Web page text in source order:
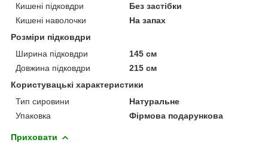
Кишені підковдри
Без застібки
Кишені наволочки
На запах
Розміри підковдри
Ширина підковдри
145 см
Довжина підковдри
215 см
Користувацькі характеристики
Тип сировини
Натуральне
Упаковка
Фірмова подарункова
Приховати